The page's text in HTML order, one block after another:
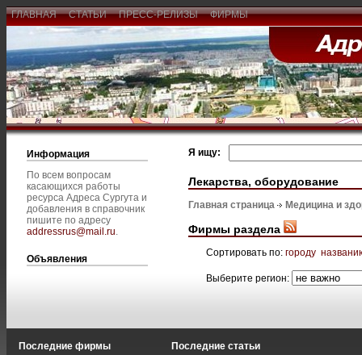
ГЛАВНАЯ СТАТЬИ ПРЕСС-РЕЛИЗЫ ФИРМЫ
Информация
По всем вопросам
касающихся работы
ресурса Адреса Сургута и
добавления в справочник
пишите по адресу
addressrus@mail.ru.
Объявления
Я ищу:
Лекарства, оборудование
Главная страница Медицина и
Фирмы раздела
Сортировать по: городу
Выберите регион:
Последние фирмы Последние статьи